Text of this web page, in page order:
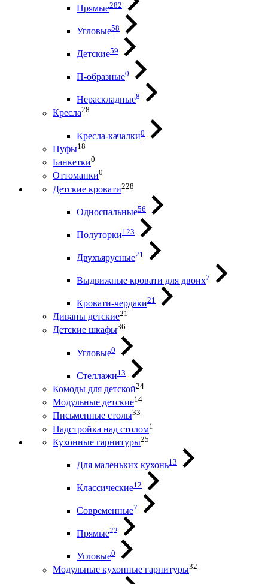
Прямые282
Угловые58
Детские59
П-образные0
Нераскладные8
Кресла28
Кресла-качалки0
Пуфы18
Банкетки0
Оттоманки0
Детские кровати228
Односпальные56
Полуторки123
Двухъярусные21
Выдвижные кровати для двоих7
Кровати-чердаки21
Диваны детские21
Детские шкафы36
Угловые0
Стеллажи13
Комоды для детской24
Модульные детские14
Письменные столы33
Надстройка над столом1
Кухонные гарнитуры25
Для маленьких кухонь13
Классические12
Современные7
Прямые22
Угловые0
Модульные кухонные гарнитуры32